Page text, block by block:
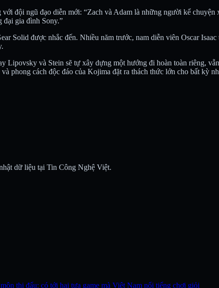
đội ngũ đạo diễn mới: “Zach và Adam là những người kể
đại gia đình Sony.”
Solid được nhắc đến. Nhiều năm trước, nam diễn viên Oscar
Lipovsky và Stein sẽ tự xây dựng một hướng đi hoàn toàn riêng,
phong cách độc đáo của Kojima đặt ra thách thức lớn cho bất kỳ
dữ liệu tại Tin Công Nghệ Việt.
thi đấu: có tới hai tựa game mà Việt Nam nổi tiếng chơi giỏi